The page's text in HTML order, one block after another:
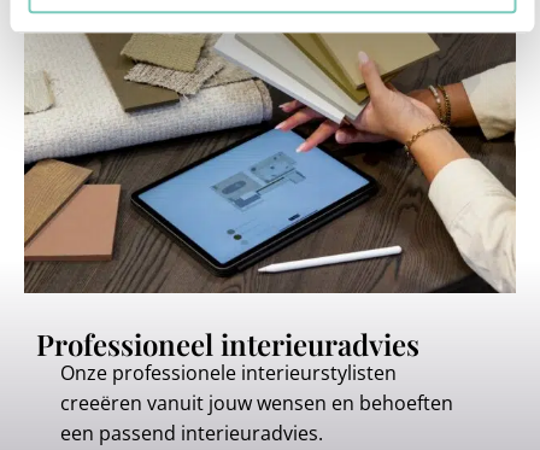
Professioneel interieuradvies
Onze professionele interieurstylisten
creeëren vanuit jouw wensen en behoeften
een passend interieuradvies.